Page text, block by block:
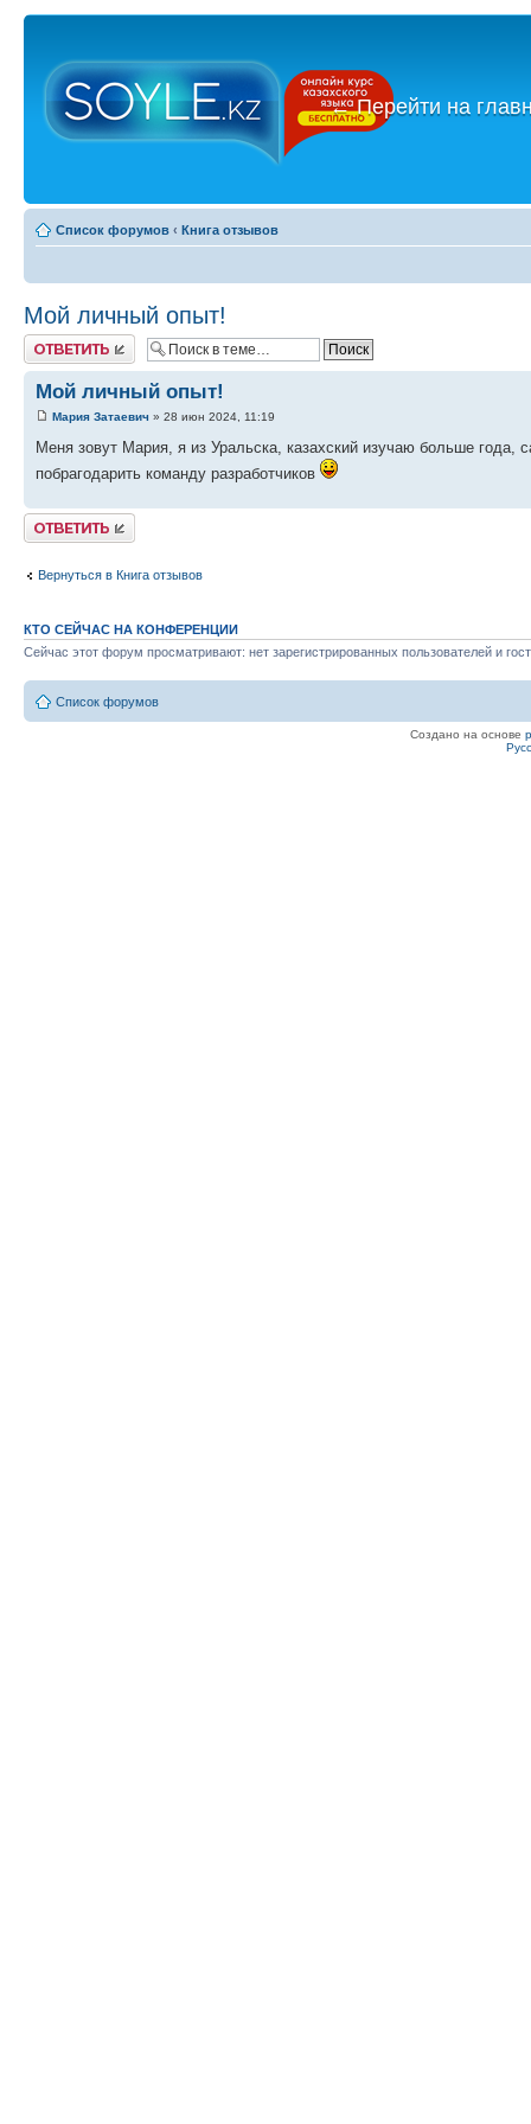
←Перейти на
Список форумов ‹ Книга отзывов
Мой личный опыт!
Ответить
Мой личный опыт!
Мария Затаевич » 28 июн 2024, 11:19
Меня зовут Мария, я из Уральска, казахский изучаю больше года,
побрагодарить команду разработчиков
Ответить
Вернуться в Книга отзывов
КТО СЕЙЧАС НА КОНФЕРЕНЦИИ
Сейчас этот форум просматривают: нет зарегистрированных пользователей и
Список форумов
Создано на основе